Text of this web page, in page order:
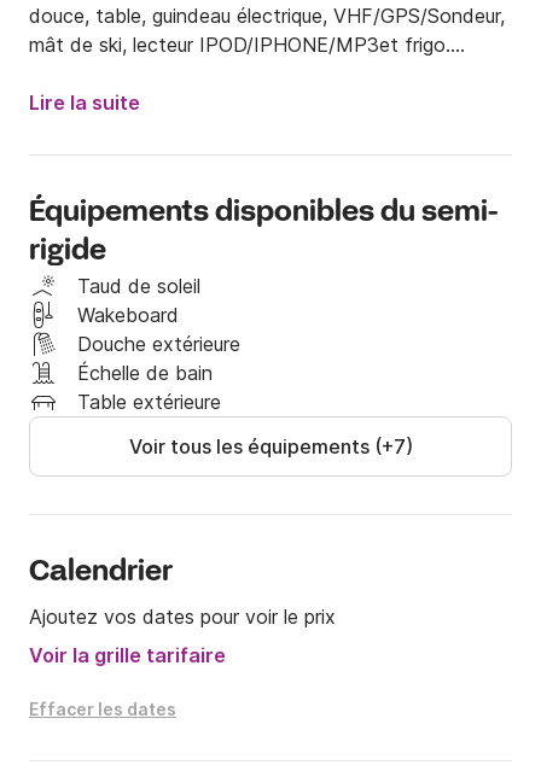
douce, table, guindeau électrique, VHF/GPS/Sondeur,
mât de ski, lecteur IPOD/IPHONE/MP3et frigo.
Tout l’armement de sécurité réglementaire se trouve à
gilets de sauvetage enfants. Aussi disponibles : des
packages comprenant ski nautique, wakeboard et
bouées tractées, également en location.
Une caution de 3 000 € vous sera demandée par le
loueur. Attention à prévoir une CB et une pièce
d'identité.
Lire la suite
Équipements disponibles du semi-
rigide
Taud de soleil
Wakeboard
Douche extérieure
Échelle de bain
Table extérieure
Voir tous les équipements (+7)
Calendrier
Ajoutez vos dates pour voir le prix
Voir la grille tarifaire
Effacer les dates